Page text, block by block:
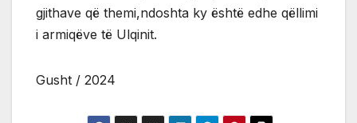
gjithave që themi,ndoshta ky është edhe qëllimi
i armiqëve të Ulqinit.
Gusht / 2024